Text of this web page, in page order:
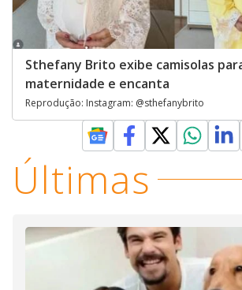
Sthefany Brito exibe camisolas
maternidade e encanta
Reprodução: Instagram: @sthefanybrito
Últimas